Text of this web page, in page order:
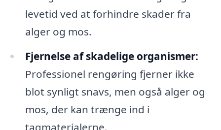
levetid ved at forhindre skader fra
alger og mos.
Fjernelse af skadelige organismer:
Professionel rengøring fjerner ikke
blot synligt snavs, men også alger og
mos, der kan trænge ind i
tagmaterialerne.